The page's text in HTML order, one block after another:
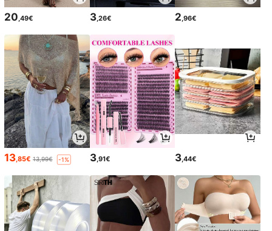
20,49€ 3,26€ 2,96€
13,85€ 13,99€ -1% 3,91€ 3,44€